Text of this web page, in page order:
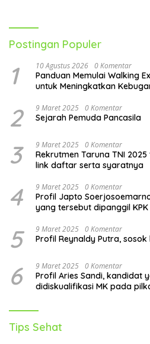
Postingan Populer
1 10 Agustus 2026 0 Komentar
Panduan Memulai Walking
untuk Meningkatkan
2 9 Maret 2025 0 Komentar
Sejarah Pemuda Pancasila
3 9 Maret 2025 0 Komentar
Rekrutmen Taruna TNI
link daftar serta syaratnya
4 9 Maret 2025 0 Komentar
Profil Japto
yang tersebut dipanggil KPK
5 9 Maret 2025 0 Komentar
Profil Reynaldy Putra,
6 9 Maret 2025 0 Komentar
Profil Aries Sandi, kandidat
didiskualifikasi MK pada
Tips Sehat